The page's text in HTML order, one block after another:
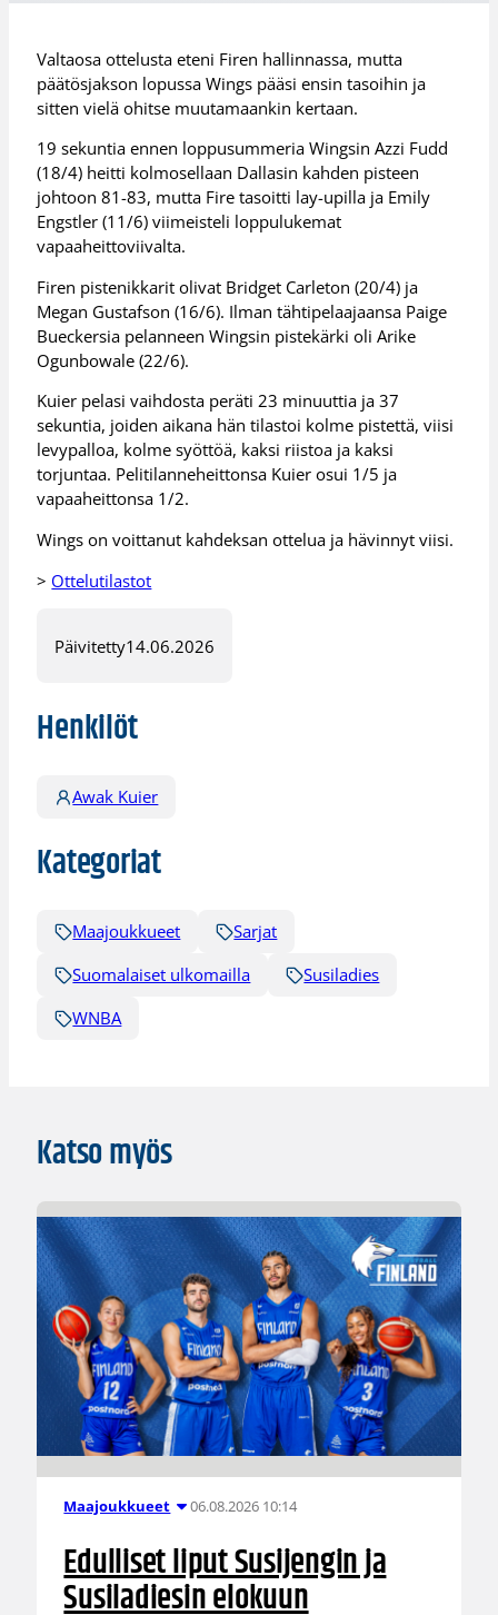
Valtaosa ottelusta eteni Firen hallinnassa, mutta
päätösjakson lopussa Wings pääsi ensin tasoihin ja
sitten vielä ohitse muutamaankin kertaan.
19 sekuntia ennen loppusummeria Wingsin Azzi Fudd
(18/4) heitti kolmosellaan Dallasin kahden pisteen
johtoon 81-83, mutta Fire tasoitti lay-upilla ja Emily
Engstler (11/6) viimeisteli loppulukemat
vapaaheittoviivalta.
Firen pistenikkarit olivat Bridget Carleton (20/4) ja
Megan Gustafson (16/6). Ilman tähtipelaajaansa Paige
Bueckersia pelanneen Wingsin pistekärki oli Arike
Ogunbowale (22/6).
Kuier pelasi vaihdosta peräti 23 minuuttia ja 37
sekuntia, joiden aikana hän tilastoi kolme pistettä, viisi
levypalloa, kolme syöttöä, kaksi riistoa ja kaksi
torjuntaa. Pelitilanneheittonsa Kuier osui 1/5 ja
vapaaheittonsa 1/2.
Wings on voittanut kahdeksan ottelua ja hävinnyt viisi.
> Ottelutilastot
Päivitetty14.06.2026
Henkilöt
Awak Kuier
Kategoriat
Maajoukkueet
Sarjat
Suomalaiset ulkomailla
Susiladies
WNBA
Katso myös
Maajoukkueet 06.08.2026 10:14
Edulliset liput Susijengin ja
Susiladiesin elokuun